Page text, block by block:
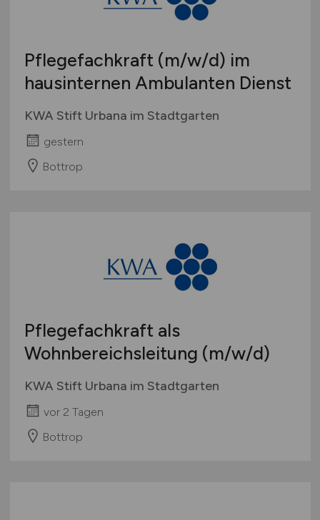
Mecklenburg-Vorpommern
Niedersachsen
Rheinland-Pfalz
Saarland
Sachsen
International
Pflegefachkraft (m/w/d) im
hausinternen Ambulanten Dienst
KWA Stift Urbana im Stadtgarten
gestern
Bottrop
Pflegefachkraft als
Wohnbereichsleitung (m/w/d)
KWA Stift Urbana im Stadtgarten
vor 2 Tagen
Bottrop